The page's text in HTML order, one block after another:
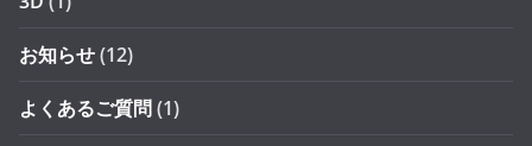
お知らせ(12)
よくあるご質問(1)